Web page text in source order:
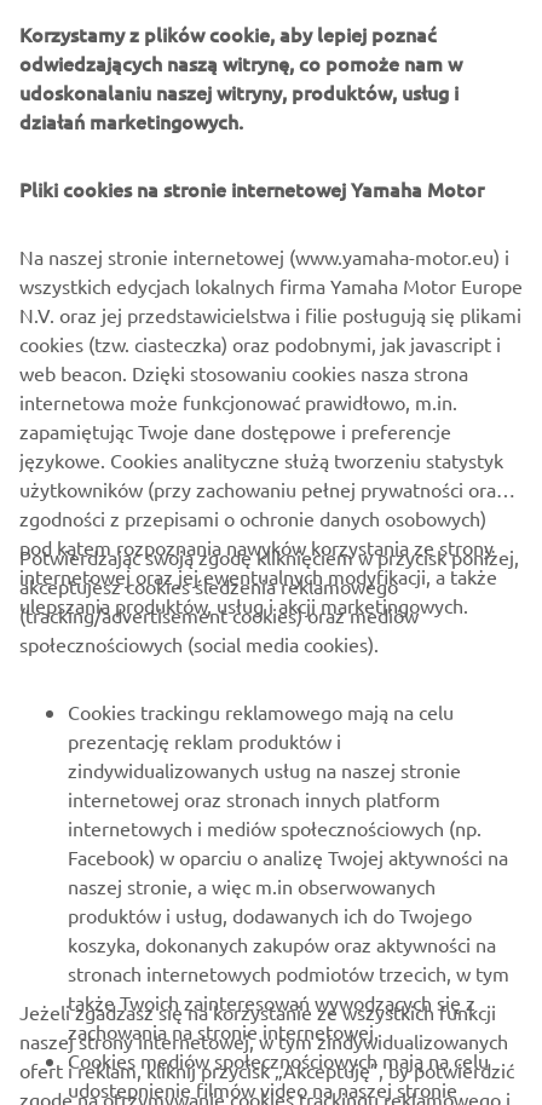
zaworami na cylinder. Jednostkę napędową umieszczono
w lekkiej hybrydowej ramie ze stali i aluminium.
2018 F425A (XTO)
©Yamaha Motor Europe N.V. / Yamaha Motor Co., Ltd.
Informacje i/lub zdjęcia na tych stronach internetowych
nie mogą być używane do celów komercyjnych ani
niekomercyjnych bez wyraźnej pisemnej zgody Yamaha
Motor Europe N.V. i/lub Yamaha Motor Co., Ltd.
Zawsze dbaj o bezpieczeństwo i przestrzegaj
obowiązujących przepisów.
O FIRMIE
DLA BIZNESU
WIĘCEJ YAMAHA
WSPARCIE
NEWSLETTER
Bądź na bieżąco z informacjami o najnowszych ofertach,
wydarzeniach specjalnych, nowościach i nie tylko
Korzystamy z plików cookie, aby lepiej poznać
odwiedzających naszą witrynę, co pomoże nam w
udoskonalaniu naszej witryny, produktów, usług i
działań marketingowych.
Pliki cookies na stronie internetowej Yamaha Motor
Na naszej stronie internetowej (www.yamaha-motor.eu) i
wszystkich edycjach lokalnych firma Yamaha Motor Europe
N.V. oraz jej przedstawicielstwa i filie posługują się plikami
cookies (tzw. ciasteczka) oraz podobnymi, jak javascript i
web beacon. Dzięki stosowaniu cookies nasza strona
internetowa może funkcjonować prawidłowo, m.in.
zapamiętując Twoje dane dostępowe i preferencje
językowe. Cookies analityczne służą tworzeniu statystyk
użytkowników (przy zachowaniu pełnej prywatności oraz
zgodności z przepisami o ochronie danych osobowych)
pod kątem rozpoznania nawyków korzystania ze strony
internetowej oraz jej ewentualnych modyfikacji, a także
ulepszania produktów, usług i akcji marketingowych.
Potwierdzając swoją zgodę kliknięciem w przycisk poniżej,
akceptujesz cookies śledzenia reklamowego
(tracking/advertisement cookies) oraz mediów
społecznościowych (social media cookies).
Cookies trackingu reklamowego mają na celu
prezentację reklam produktów i
zindywidualizowanych usług na naszej stronie
internetowej oraz stronach innych platform
internetowych i mediów społecznościowych (np.
Facebook) w oparciu o analizę Twojej aktywności na
naszej stronie, a więc m.in obserwowanych
produktów i usług, dodawanych ich do Twojego
koszyka, dokonanych zakupów oraz aktywności na
stronach internetowych podmiotów trzecich, w tym
także Twoich zainteresowań wywodzących się z
zachowania na stronie internetowej.
Cookies mediów społecznościowych mają na celu
udostepnienie filmów video na naszej stronie
Jeżeli zgadzasz się na korzystanie ze wszystkich funkcji
naszej strony internetowej, w tym zindywidualizowanych
ofert i reklam, kliknij przycisk „Akceptuję”, by potwierdzić
zgodę na otrzymywanie cookies trackingu reklamowego i